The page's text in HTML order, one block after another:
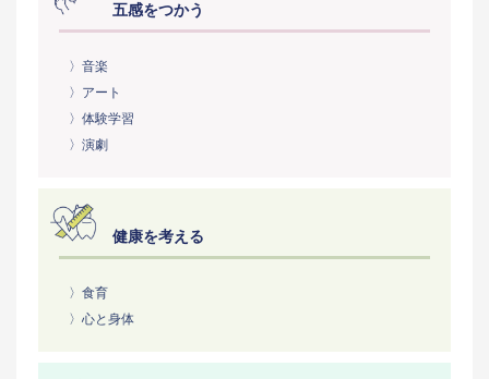
五感をつかう
〉音楽
〉アート
〉体験学習
〉演劇
健康を考える
〉食育
〉心と身体